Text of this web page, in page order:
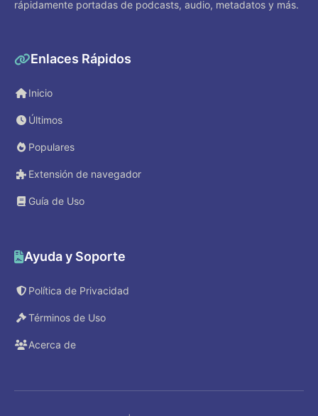
rápidamente portadas de podcasts, audio, metadatos y más.
Enlaces Rápidos
Inicio
Últimos
Populares
Extensión de navegador
Guía de Uso
Ayuda y Soporte
Política de Privacidad
Términos de Uso
Acerca de